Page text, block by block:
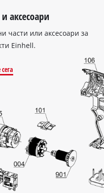
the
аксесоари
части или аксесоари за
Einhell.